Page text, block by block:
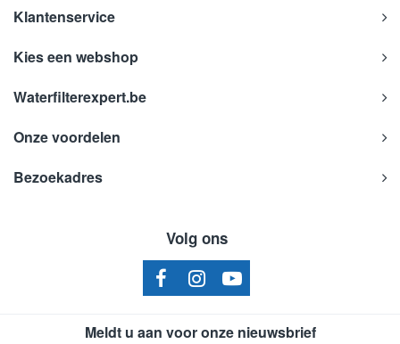
Klantenservice
Kies een webshop
Waterfilterexpert.be
Onze voordelen
Bezoekadres
Volg ons
Meldt u aan voor onze nieuwsbrief